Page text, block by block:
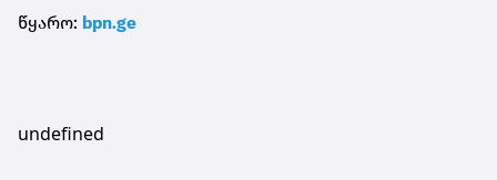
წყარო: bpn.ge
undefined